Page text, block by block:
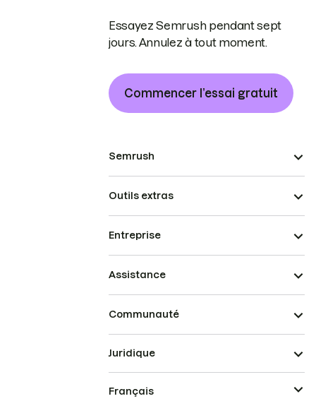
Essayez Semrush pendant sept
jours. Annulez à tout moment.
Commencer l’essai gratuit
Semrush
Outils extras
Entreprise
Assistance
Communauté
Juridique
Français